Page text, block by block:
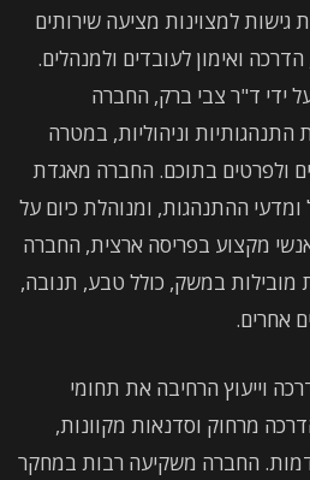
גישות למצוינות מציעה שירותים
ואימון לעובדים ולמנהלים.
הקמתה בשנת 1987 על ידי ד"ר צבי ברק, החברה
וניהוליות, במטרה
ולפרטים בתוכם. החברה מאגדת
ומדעי ההתנהגות, ומנוהלת כיום על
ד"ר מיכל שלי. עם 120 אנשי מקצוע בפריסה ארצית, החברה
מובילות במשק, כולל טבע, תנובה,
אחרים.
וייעוץ הרחיבה את תחומי
מרחוק וסדנאות מקוונות,
החברה משקיעה רבות במחקר